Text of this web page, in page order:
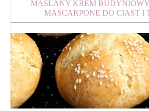
MAŚLANY KREM
MASCARPONE DO CIAST I